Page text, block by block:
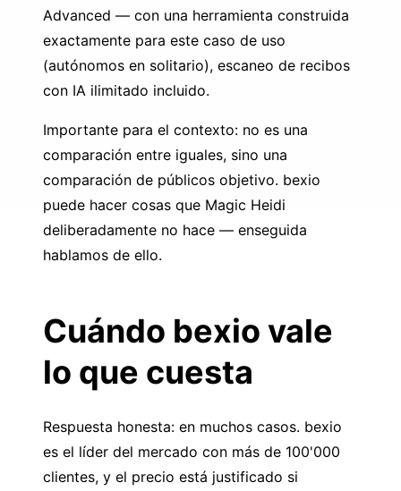
Advanced — con una herramienta construida
exactamente para este caso de uso
(autónomos en solitario), escaneo de recibos
con IA ilimitado incluido.
Importante para el contexto: no es una
comparación entre iguales, sino una
comparación de públicos objetivo. bexio
puede hacer cosas que Magic Heidi
deliberadamente no hace — enseguida
hablamos de ello.
Cuándo bexio vale
lo que cuesta
Respuesta honesta: en muchos casos. bexio
es el líder del mercado con más de 100'000
clientes, y el precio está justificado si